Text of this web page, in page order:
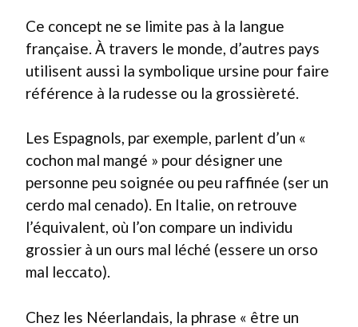
Ce concept ne se limite pas à la langue
française. À travers le monde, d’autres pays
utilisent aussi la symbolique ursine pour faire
référence à la rudesse ou la grossièreté.
Les Espagnols, par exemple, parlent d’un «
cochon mal mangé » pour désigner une
personne peu soignée ou peu raffinée (ser un
cerdo mal cenado). En Italie, on retrouve
l’équivalent, où l’on compare un individu
grossier à un ours mal léché (essere un orso
mal leccato).
Chez les Néerlandais, la phrase « être un